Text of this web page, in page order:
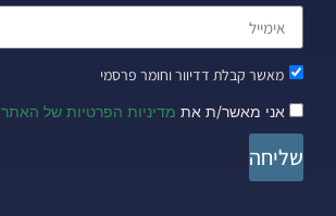
מאשר קבלת דדיוור וחומר פרסמי
אני מאשר/ת את מדיניות הפרטיות של האתר
שליחה